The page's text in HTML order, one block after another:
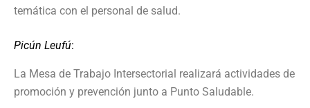
temática con el personal de salud.
Picún Leufú:
La Mesa de Trabajo Intersectorial realizará actividades de
promoción y prevención junto a Punto Saludable.